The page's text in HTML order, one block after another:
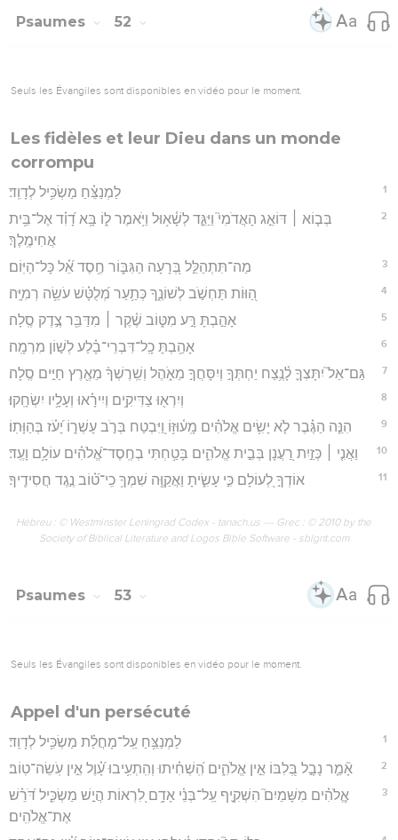
Psaumes 52
Seuls les Évangiles sont disponibles en vidéo pour le moment.
Les fidèles et leur Dieu dans un monde
corrompu
1 לַמְנַצֵּ֗חַ מַשְׂכִּ֥יל לְדָוִֽד׃
2
בְּב֤וֹא ׀ דּוֹאֵ֣ג הָאֲדֹמִי֮ וַיַּגֵּ֪ד לְשָׁ֫א֥וּל וַיֹּ֥אמֶר ל֑וֹ בָּ֥א דָ֝וִ֗ד אֶל־בֵּ֥ית
אֲחִימֶֽלֶךְ׃
3 מַה־תִּתְהַלֵּ֣ל בְּ֭רָעָה הַגִּבּ֑וֹר חֶ֥סֶד אֵ֝֗ל כָּל־הַיּֽוֹם׃
4 הַ֭וּוֹת תַּחְשֹׁ֣ב לְשׁוֹנֶ֑ךָ כְּתַ֥עַר מְ֝לֻטָּ֗שׁ עֹשֵׂ֥ה רְמִיָּֽה׃
5 אָהַ֣בְתָּ רָּ֣ע מִטּ֑וֹב שֶׁ֓קֶר ׀ מִדַּבֵּ֖ר צֶ֣דֶק סֶֽלָה׃
6 אָהַ֥בְתָּ כָֽל־דִּבְרֵי־בָ֗לַע לְשׁ֣וֹן מִרְמָֽה׃
7 גַּם־אֵל֮ יִתָּצְךָ֪ לָ֫נֶ֥צַח יַחְתְּךָ֣ וְיִסָּחֲךָ֣ מֵאֹ֑הֶל וְשֵֽׁרֶשְׁךָ֨ מֵאֶ֖רֶץ חַיִּ֣ים סֶֽלָה׃
8 וְיִרְא֖וּ צַדִּיקִ֥ים וְיִירָ֗אוּ וְעָלָ֥יו יִשְׂחָֽקוּ׃
9 הִנֵּ֤ה הַגֶּ֗בֶר לֹ֤א יָשִׂ֥ים אֱלֹהִ֗ים מָֽע֫וּזּ֥וֹ וַ֭יִּבְטַח בְּרֹ֣ב עָשְׁר֑וֹ יָ֝עֹ֗ז בְּהַוָּתֽוֹ׃
10 וַאֲנִ֤י ׀ כְּזַ֣יִת רַ֭עֲנָן בְּבֵ֣ית אֱלֹהִ֑ים בָּטַ֥חְתִּי בְחֶֽסֶד־אֱ֝לֹהִ֗ים עוֹלָ֥ם וָעֶֽד׃
11 אוֹדְךָ֣ לְ֭עוֹלָם כִּ֣י עָשִׂ֑יתָ וַאֲקַוֶּ֖ה שִׁמְךָ֥ כִֽי־ט֝֗וֹב נֶ֣גֶד חֲסִידֶֽיךָ׃
Hébreu : © Westminster Leningrad Codex - tanach.us --- Grec : © 2010 by the
Society of Biblical Literature and Logos Bible Software - sblgnt.com
Psaumes 53
Seuls les Évangiles sont disponibles en vidéo pour le moment.
Appel d'un persécuté
1 לַמְנַצֵּ֥חַ עַֽל־מָחֲלַ֗ת מַשְׂכִּ֥יל לְדָוִֽד׃
2 אָ֘מַ֤ר נָבָ֣ל בְּ֭לִבּוֹ אֵ֣ין אֱלֹהִ֑ים הִֽ֝שְׁחִ֗יתוּ וְהִֽתְעִ֥יבוּ עָ֝֗וֶל אֵ֣ין עֹֽשֵׂה־טֽוֹב׃
3
אֱ‍ֽלֹהִ֗ים מִשָּׁמַיִם֮ הִשְׁקִ֪יף עַֽל־בְּנֵ֫י אָדָ֥ם לִ֭רְאוֹת הֲיֵ֣שׁ מַשְׂכִּ֑יל דֹּ֝רֵ֗שׁ
אֶת־אֱלֹהִֽים׃